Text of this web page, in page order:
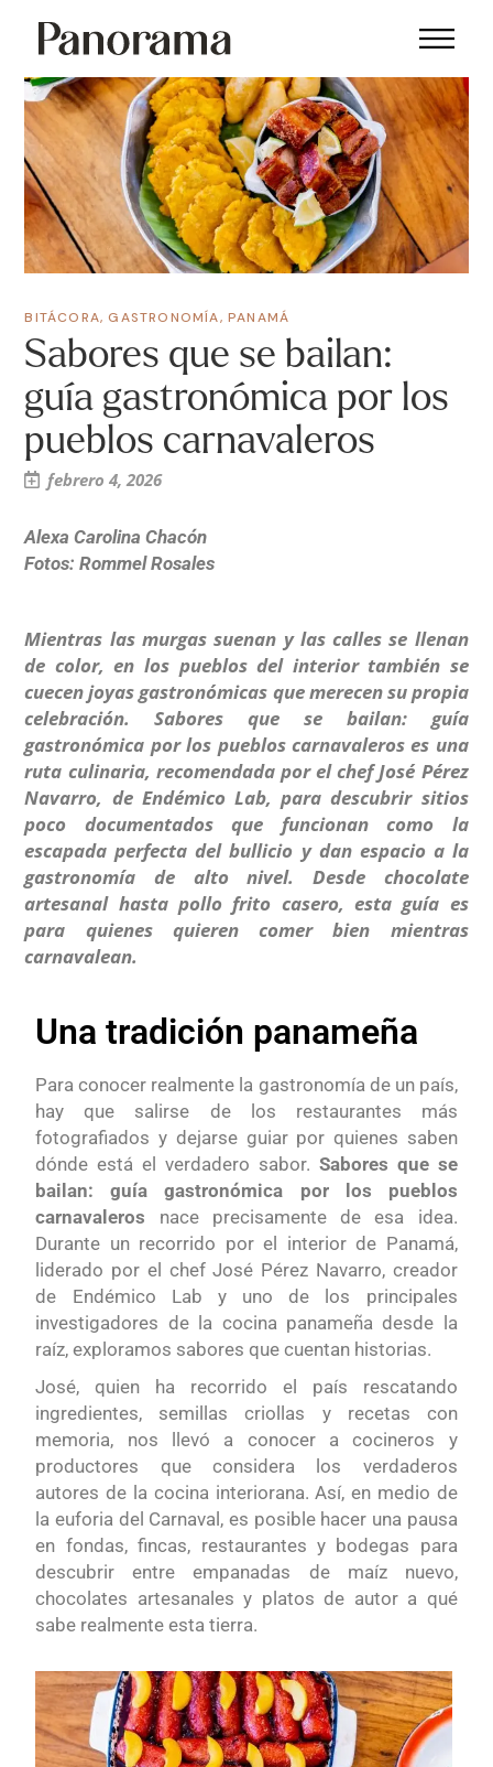
BITÁCORA,GASTRONOMÍA,PANAMÁ
Sabores que se bailan:
guía gastronómica por los
pueblos carnavaleros
febrero 4, 2026
Alexa Carolina Chacón
Fotos: Rommel Rosales
Mientras las murgas suenan y las calles se llenan
de color, en los pueblos del interior también se
cuecen joyas gastronómicas que merecen su propia
celebración. Sabores que se bailan: guía
gastronómica por los pueblos carnavaleros es una
ruta culinaria, recomendada por el chef José Pérez
Navarro, de Endémico Lab, para descubrir sitios
poco documentados que funcionan como la
escapada perfecta del bullicio y dan espacio a la
gastronomía de alto nivel. Desde chocolate
artesanal hasta pollo frito casero, esta guía es
para quienes quieren comer bien mientras
carnavalean.
Una tradición panameña
Para conocer realmente la gastronomía de un país,
hay que salirse de los restaurantes más
fotografiados y dejarse guiar por quienes saben
dónde está el verdadero sabor. Sabores que se
bailan: guía gastronómica por los pueblos
carnavaleros nace precisamente de esa idea.
Durante un recorrido por el interior de Panamá,
liderado por el chef José Pérez Navarro, creador
de Endémico Lab y uno de los principales
investigadores de la cocina panameña desde la
raíz, exploramos sabores que cuentan historias.
José, quien ha recorrido el país rescatando
ingredientes, semillas criollas y recetas con
memoria, nos llevó a conocer a cocineros y
productores que considera los verdaderos
autores de la cocina interiorana. Así, en medio de
la euforia del Carnaval, es posible hacer una pausa
en fondas, fincas, restaurantes y bodegas para
descubrir entre empanadas de maíz nuevo,
chocolates artesanales y platos de autor a qué
sabe realmente esta tierra.